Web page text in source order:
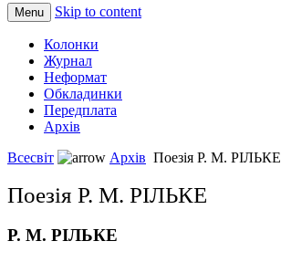
Menu Skip to content
Колонки
Журнал
Неформат
Обкладинки
Передплата
Архів
Всесвіт
Архів Поезія Р. М. РІЛЬКЕ
Поезія Р. М. РІЛЬКЕ
Р. М. РІЛЬКЕ